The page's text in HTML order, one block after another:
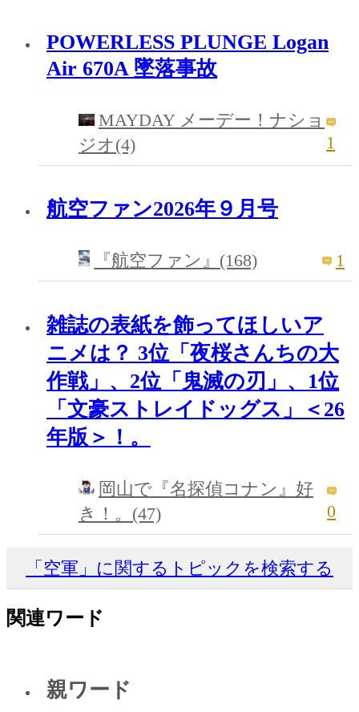
POWERLESS PLUNGE Logan
Air 670A 墜落事故
MAYDAY メーデー！ナショ
ジオ(4)
1
航空ファン2026年９月号
『航空ファン』(168) 1
雑誌の表紙を飾ってほしいア
ニメは？ 3位「夜桜さんちの大
作戦」、2位「鬼滅の刃」、1位
「文豪ストレイドッグス」＜26
年版＞！。
岡山で『名探偵コナン』好
き！。(47)
0
「空軍」に関するトピックを検索する
関連ワード
親ワード